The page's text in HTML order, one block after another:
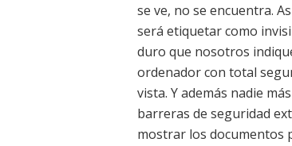
se ve, no se encuentra.
será etiquetar como
duro que nosotros
ordenador con total
vista. Y además nadie
barreras de seguridad
mostrar los documentos